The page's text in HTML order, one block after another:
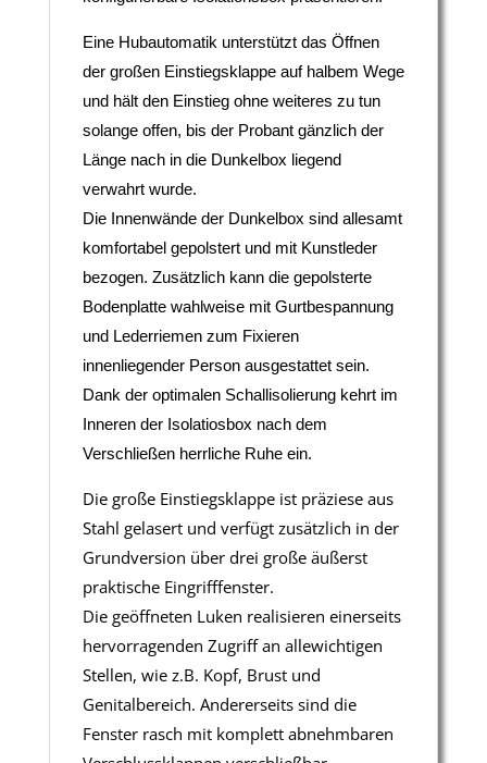
Eine Hubautomatik unterstützt das Öffnen
der großen Einstiegsklappe auf halbem Wege
und hält den Einstieg ohne weiteres zu tun
solange offen, bis der Probant gänzlich der
Länge nach in die Dunkelbox liegend
verwahrt wurde.
Die Innenwände der Dunkelbox sind allesamt
komfortabel gepolstert und mit Kunstleder
bezogen. Zusätzlich kann die gepolsterte
Bodenplatte wahlweise mit Gurtbespannung
und Lederriemen zum Fixieren
innenliegender Person ausgestattet sein.
Dank der optimalen Schallisolierung kehrt im
Inneren der Isolatiosbox nach dem
Verschließen herrliche Ruhe ein.
Die große Einstiegsklappe ist präziese aus
Stahl gelasert und verfügt zusätzlich in der
Grundversion über drei große äußerst
praktische Eingrifffenster.
Die geöffneten Luken realisieren einerseits
hervorragenden Zugriff an allewichtigen
Stellen, wie z.B. Kopf, Brust und
Genitalbereich. Andererseits sind die
Fenster rasch mit komplett abnehmbaren